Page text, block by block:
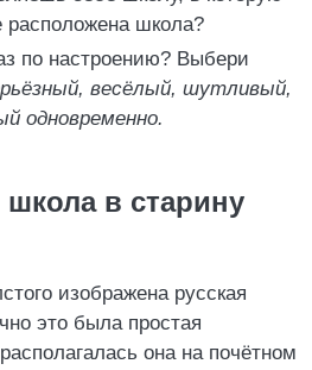
школа?
по настроению? Выбери
весёлый, шутливый,
одновременно.
школа в старину
изображена русская
это была простая
она на почётном